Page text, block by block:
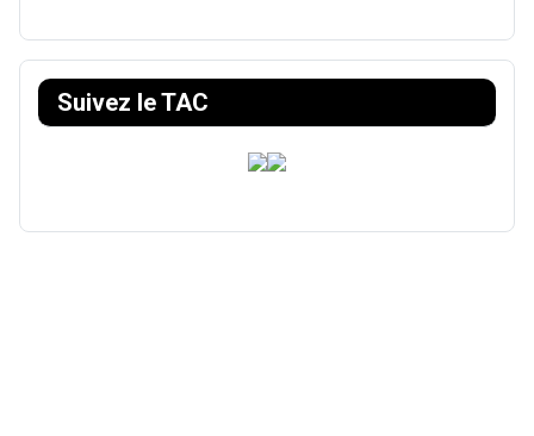
Suivez le TAC